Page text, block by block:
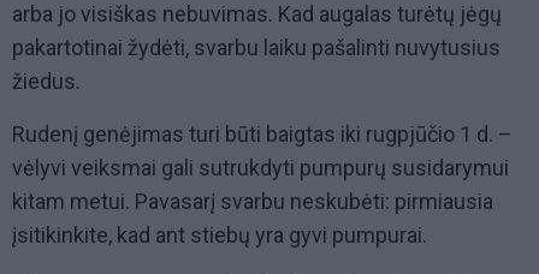
arba jo visiškas nebuvimas. Kad augalas turėtų jėgų
pakartotinai žydėti, svarbu laiku pašalinti nuvytusius
žiedus.
Rudenį genėjimas turi būti baigtas iki rugpjūčio 1 d. –
vėlyvi veiksmai gali sutrukdyti pumpurų susidarymui
kitam metui. Pavasarį svarbu neskubėti: pirmiausia
įsitikinkite, kad ant stiebų yra gyvi pumpurai.